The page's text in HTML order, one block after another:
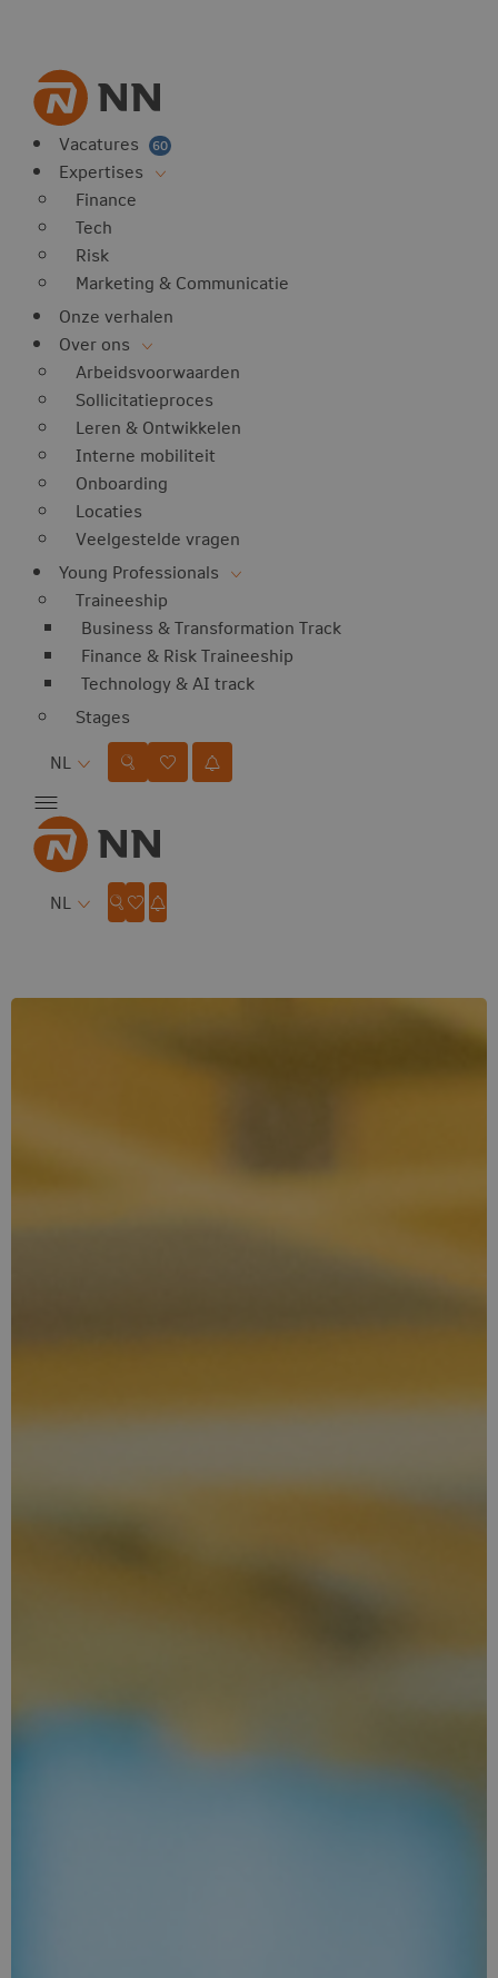
Vacatures 60
Expertises
Finance
Tech
Risk
Marketing & Communicatie
Onze verhalen
Over ons
Arbeidsvoorwaarden
Sollicitatieproces
Leren & Ontwikkelen
Interne mobiliteit
Onboarding
Locaties
Veelgestelde vragen
Young Professionals
Traineeship
Business & Transformation Track
Finance & Risk Traineeship
Technology & AI track
Stages
NL
NL